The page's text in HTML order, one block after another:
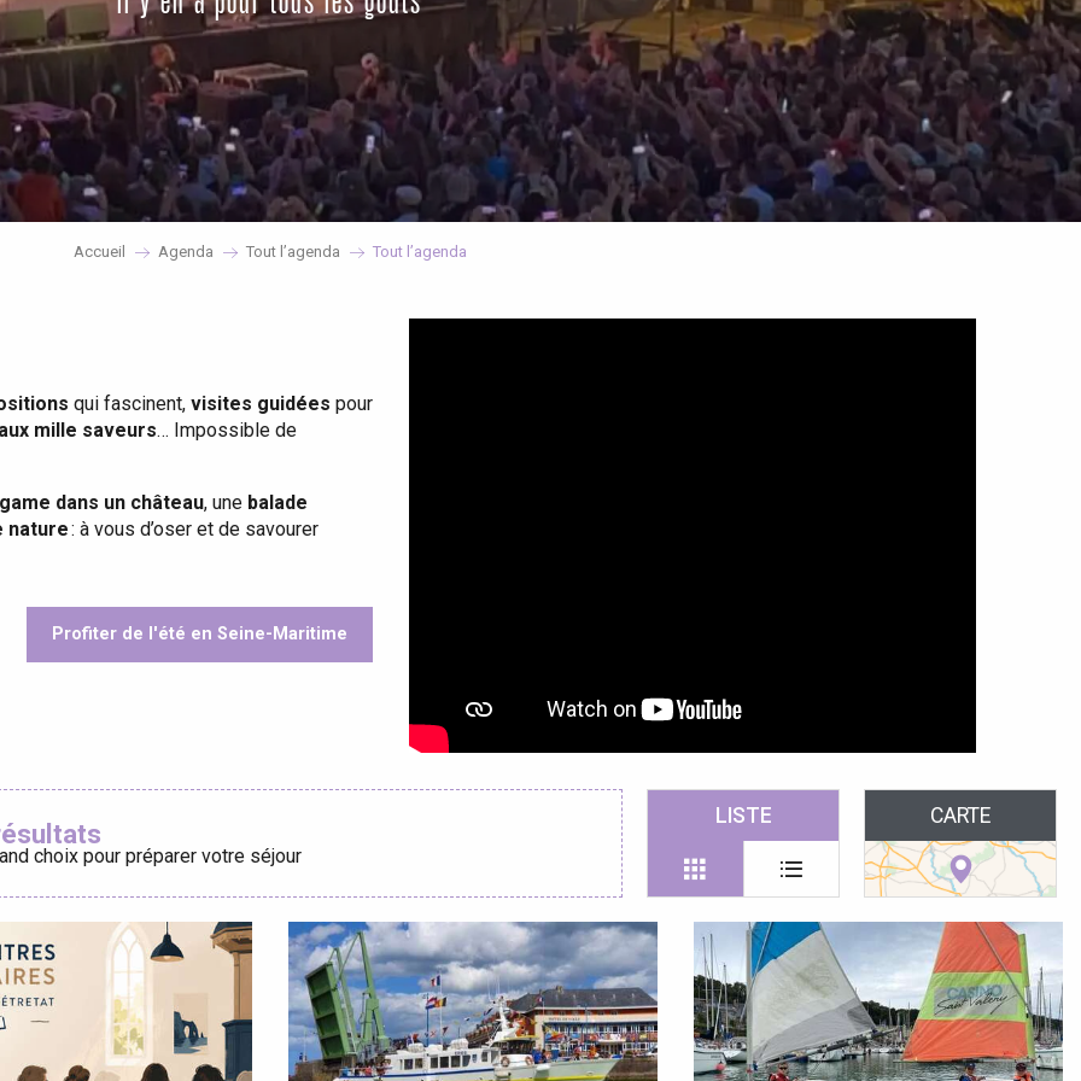
Accueil Agenda Tout l’agenda Tout l’agenda
qui fascinent, visites guidées pour
mille saveurs… Impossible de
dans un château, une balade
nature: à vous d’oser et de savourer
Profiter de l'été en Seine-Maritime
choix pour préparer votre séjour
LISTE CARTE